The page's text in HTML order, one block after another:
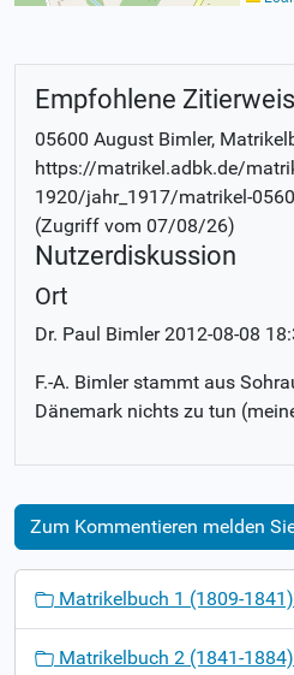
Empfohlene
05600 August Bimler,
https://matrikel.adbk.de/
1920/jahr_1917/matrikel-
(Zugriff vom 07/08/26)
Nutzerdiskussion
Ort
Dr. Paul Bimler 2012-08-08
F.-A. Bimler stammt aus
Dänemark nichts zu tun
Zum Kommentieren melden
Matrikelbuch 1 (1809-1841)
Matrikelbuch 2 (1841-1884)